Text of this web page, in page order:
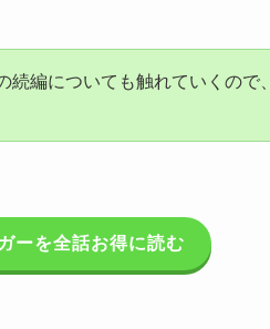
編についても触れていくので、
ーを全話お得に読む